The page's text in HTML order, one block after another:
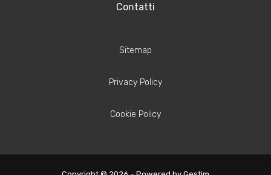
Contatti
Sitemap
Privacy Policy
Cookie Policy